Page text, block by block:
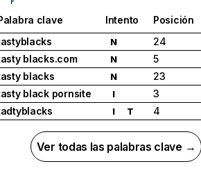
clave Intento
Posición
N
24
blacks.com
N
5
blacks
N
23
black pornsite
I
3
I T 4
Ver todas las palabras clave →